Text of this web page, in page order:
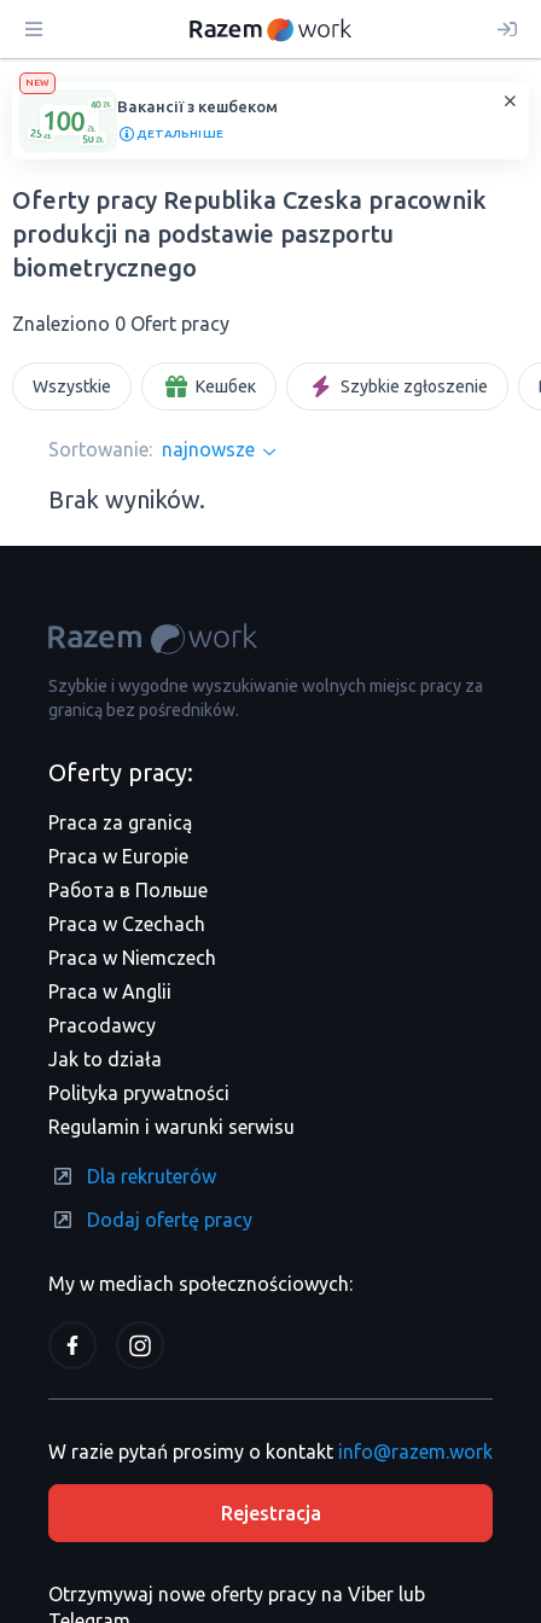
NEW
Вакансії з кешбеком
ДЕТАЛЬНІШЕ
Oferty pracy Republika Czeska pracownik
produkcji na podstawie paszportu
biometrycznego
Znaleziono 0 Ofert pracy
Wszystkie Кешбек Szybkie zgłoszenie
Sortowanie: najnowsze
Brak wyników.
Szybkie i wygodne wyszukiwanie wolnych miejsc pracy za
granicą bez pośredników.
My w mediach społecznościowych:
Oferty pracy:
Praca za granicą
Praca w Europie
Работа в Польше
Praca w Czechach
Praca w Niemczech
Praca w Anglii
Pracodawcy
Jak to działa
Polityka prywatności
Regulamin i warunki serwisu
Dla rekruterów
Dodaj ofertę pracy
W razie pytań prosimy o kontakt info@razem.work
Rejestracja
Otrzymywaj nowe oferty pracy na Viber lub